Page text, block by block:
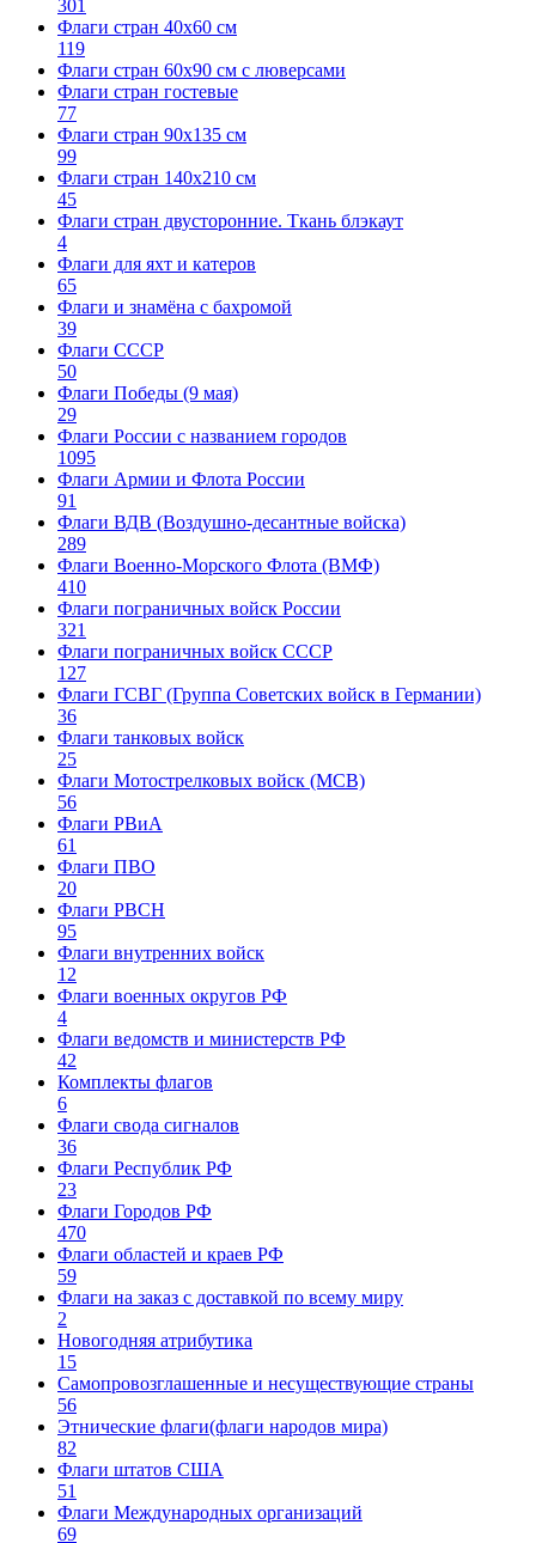
301
Флаги стран 40х60 см
119
Флаги стран 60x90 см с люверсами
Флаги стран гостевые
77
Флаги стран 90х135 см
99
Флаги стран 140х210 см
45
Флаги стран двусторонние. Ткань блэкаут
4
Флаги для яхт и катеров
65
Флаги и знамёна с бахромой
39
Флаги СССР
50
Флаги Победы (9 мая)
29
Флаги России с названием городов
1095
Флаги Армии и Флота России
91
Флаги ВДВ (Воздушно-десантные войска)
289
Флаги Военно-Морского Флота (ВМФ)
410
Флаги пограничных войск России
321
Флаги пограничных войск СССР
127
Флаги ГСВГ (Группа Советских войск в Германии)
36
Флаги танковых войск
25
Флаги Мотострелковых войск (МСВ)
56
Флаги РВиА
61
Флаги ПВО
20
Флаги РВСН
95
Флаги внутренних войск
12
Флаги военных округов РФ
4
Флаги ведомств и министерств РФ
42
Комплекты флагов
6
Флаги свода сигналов
36
Флаги Республик РФ
23
Флаги Городов РФ
470
Флаги областей и краев РФ
59
Флаги на заказ с доставкой по всему миру
2
Новогодняя атрибутика
15
Самопровозглашенные и несуществующие страны
56
Этнические флаги(флаги народов мира)
82
Флаги штатов США
51
Флаги Международных организаций
69